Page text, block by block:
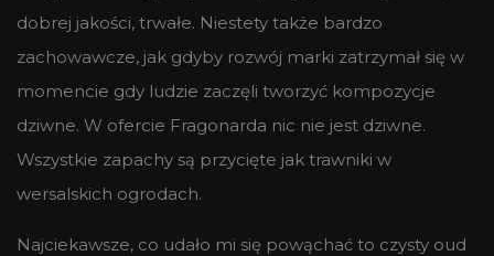
dobrej jakości, trwałe. Niestety także bardzo
zachowawcze, jak gdyby rozwój marki zatrzymał się w
momencie gdy ludzie zaczęli tworzyć kompozycje
dziwne. W ofercie Fragonarda nic nie jest dziwne.
Wszystkie zapachy są przycięte jak trawniki w
wersalskich ogrodach.
Najciekawsze, co udało mi się powąchać to czysty oud